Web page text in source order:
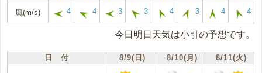
風(m/s) 4 4 3 3 4 3 4 4
今日明日天気は小引の予想です。
日 付 8/9(日) 8/10(月) 8/11(火)